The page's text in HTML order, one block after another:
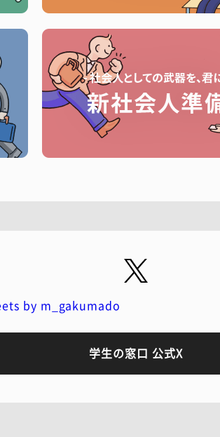
by m_gakumado
学生の窓口 公式X